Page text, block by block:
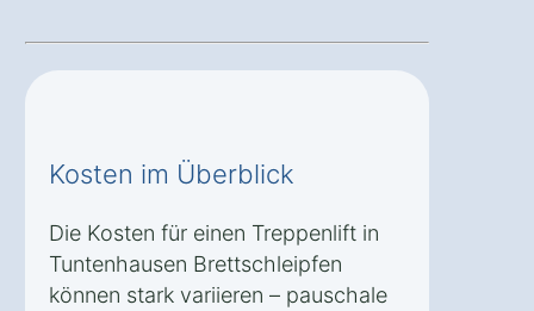
Kosten im Überblick
Die Kosten für einen Treppenlift in
Tuntenhausen Brettschleipfen
können stark variieren – pauschale